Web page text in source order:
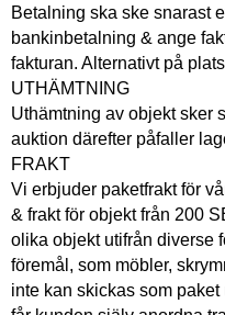
Betalning ska ske snarast
bankinbetalning & ange
fakturan. Alternativt på
UTHÄMTNING
Uthämtning av objekt sker
auktion därefter påfaller
FRAKT
Vi erbjuder paketfrakt för
& frakt för objekt från 200
olika objekt utifrån diverse
föremål, som möbler,
inte kan skickas som